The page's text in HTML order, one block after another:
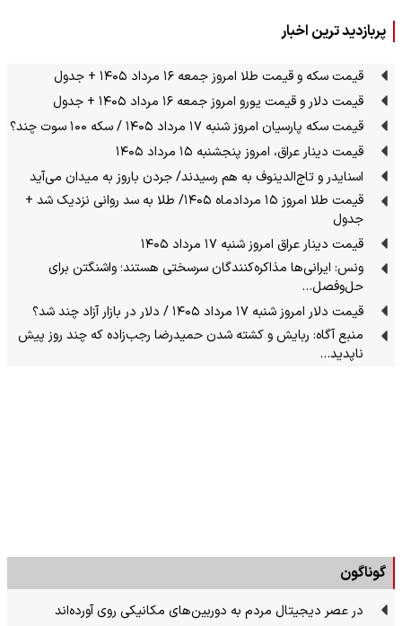
پربازدید ترین اخبار
قیمت سکه و قیمت طلا امروز جمعه ۱۶ مرداد ۱۴۰۵ + جدول
قیمت دلار و قیمت یورو امروز جمعه ۱۶ مرداد ۱۴۰۵ + جدول
قیمت سکه پارسیان امروز شنبه ۱۷ مرداد ۱۴۰۵ / سکه ۱۰۰ سوت چند؟
قیمت دینار عراق، امروز پنجشنبه ۱۵ مرداد ۱۴۰۵
اسنایدر و تاج‌الدینوف به هم رسیدند/ جردن باروز به میدان می‌آید
قیمت طلا امروز ۱۵ مردادماه ۱۴۰۵/ طلا به سد روانی نزدیک شد +
جدول
قیمت دینار عراق امروز شنبه ۱۷ مرداد ۱۴۰۵
ونس: ایرانی‌ها مذاکره‌کنندگان سرسختی هستند؛ واشنگتن برای
حل‌وفصل…
قیمت دلار امروز شنبه ۱۷ مرداد ۱۴۰۵ / دلار در بازار آزاد چند شد؟
منبع آگاه: ربایش و کشته شدن حمیدرضا رجب‌زاده که چند روز پیش
ناپدید…
گوناگون
در عصر دیجیتال مردم به دوربین‌های مکانیکی روی آورده‌اند